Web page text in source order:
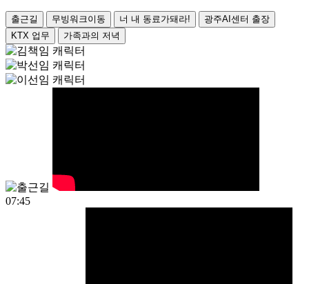
출근길 무빙워크이동 너 내 동료가돼라!
광주AI센터 출장
KTX 업무
가족과의 저녁
07:45